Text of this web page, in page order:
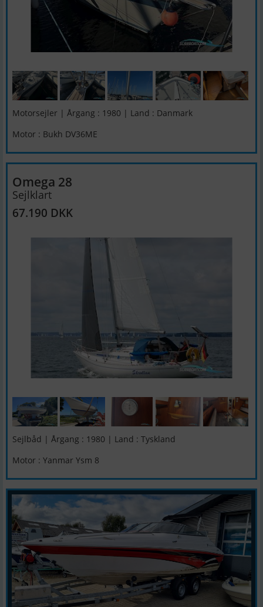
Motorsejler | Årgang : 1980 | Land : Danmark
Motor : Bukh DV36ME
Omega 28
Sejlklart
67.190 DKK
Sejlbåd | Årgang : 1980 | Land : Tyskland
Motor : Yanmar Ysm 8